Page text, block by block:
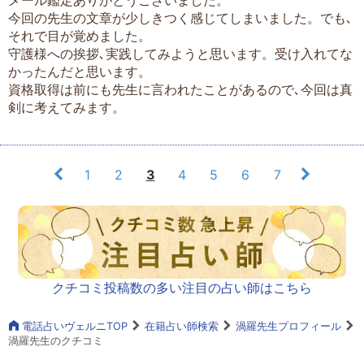
今回の先生の文章が少しきつく感じてしまいました。でも､
それで目が覚めました。
守護様への挨拶､実践してみようと思います。受け入れてな
かったんだと思います。
資格取得は前にも先生に言われたことがあるので､今回は真
剣に考えてみます。
1 2 3 4 5 6 7
クチコミ投稿数の多い注目の占い師はこちら
電話占いヴェルニTOP 在籍占い師検索
渦羅先生プロフィール
渦羅先生のクチコミ